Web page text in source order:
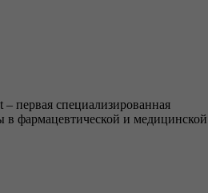
первая специализированная
в фармацевтической и медицинской